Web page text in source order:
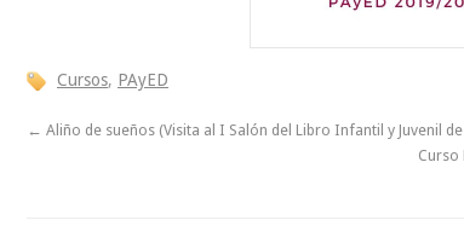
Cursos, PAyED
← Aliño de sueños (Visita al I Salón del Libro Infantil y Juvenil
Curso